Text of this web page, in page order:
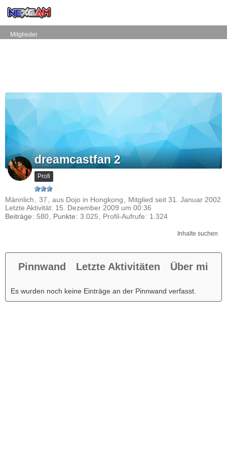
Mitglieder
dreamcastfan 2
Profi
Männlich 37 aus Dojo in Hongkong
Mitglied seit 31. Januar 2002
Letzte Aktivität: 15. Dezember 2009 um 00:36
Beiträge
580 Punkte 3.025 Profil-Aufrufe 1.324
Inhalte suchen
Pinnwand Letzte Aktivitäten Über mich
Es wurden noch keine Einträge an der Pinnwand verfasst.